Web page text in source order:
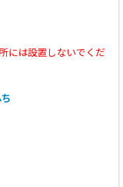
には設置しないでくだ